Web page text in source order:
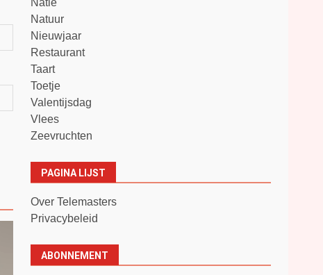
Natie
Natuur
Nieuwjaar
Restaurant
Taart
Toetje
Valentijsdag
Vlees
Zeevruchten
PAGINA LIJST
Over Telemasters
Privacybeleid
ABONNEMENT